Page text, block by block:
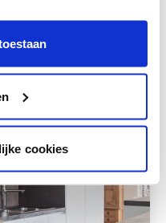
cookies
ook iets voor jou